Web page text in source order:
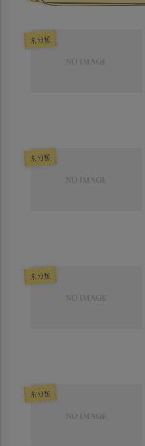
未分類
未分類
未分類
未分類